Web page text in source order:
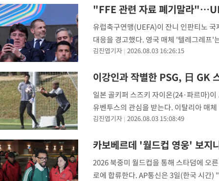
7시간 전 >내일까지 39도 '펄펄'…기상청 "태풍 지나며 폭염 잠시 꺾인다"
"FFE 관련 자료 폐기말라
유럽축구연맹(UEFA)이 잔니 인판티노
대응을 경고했다. 영국 매체 '텔레그레프'
다"고 단독 보도했다. 최근 인판티노
김진엽기자 2026.08.03 16:26:15
이강인과 작별한 PSG, 日 GK
일본 골키퍼 스즈키 자이온(24·파르마)
유벤투스의 관심을 받는다. 이탈리아 매
노를 인용해 "PSG가 스즈키 영입 경쟁에
김진엽기자 2026.08.03 15:08:49
카보베르데 '월드컵 영웅' 보지
2026 북중미 월드컵을 통해 스타덤에 오
로에 합류한다. AP통신은 3일(한국 시간